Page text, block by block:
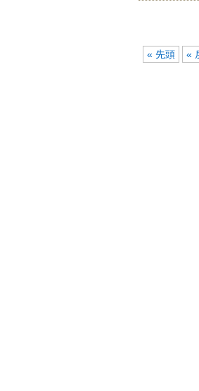
« 先頭 «